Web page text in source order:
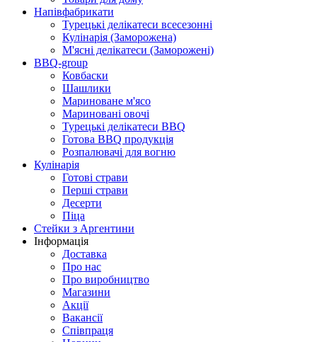
Напівфабрикати
Турецькі делікатеси всесезонні
Кулінарія (Заморожена)
М'ясні делікатеси (Заморожені)
BBQ-group
Ковбаски
Шашлики
Мариноване м'ясо
Мариновані овочі
Турецькі делікатеси BBQ
Готова BBQ продукція
Розпалювачі для вогню
Кулінарія
Готові страви
Перші страви
Десерти
Піца
Стейки з Аргентини
Інформація
Доставка
Про нас
Про виробництво
Магазини
Акції
Вакансії
Співпраця